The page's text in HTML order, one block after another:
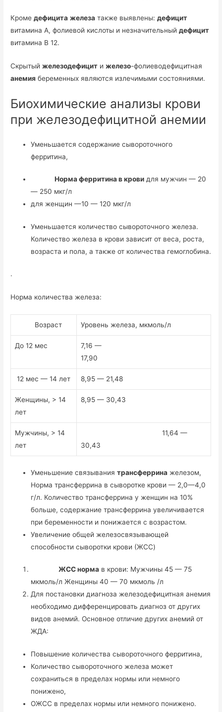
Кромедефицита железа также выявлены:дефицит
витамина А, фолиевой кислоты и незначительныйдефицит
витамина В 12.
Скрытыйжелезодефицит ижелезо-фолиеводефицитная
анемия беременных являются излечимыми состояниями.
Биохимические анализы крови
при железодефицитной анемии
Уменьшается содержание сывороточного
ферритина,
Норма ферритина в крови для мужчин — 20
— 250 мкг/л
для женщин —10 — 120 мкг/л
Уменьшается количество сывороточного железа.
Количество железа в крови зависит от веса, роста,
возраста и пола, а также от количества гемоглобина.
.
Норма количества железа:
Возраст Уровень железа, мкмоль/л
До 12 мес
7,16 —
17,90
12 мес — 14 лет 8,95 — 21,48
Женщины, > 14
лет
8,95 — 30,43
Мужчины, > 14
лет
11,64 —
30,43
Уменьшение связываниятрансферрина железом,
Норма трансферрина в сыворотке крови — 2,0—4,0
г/л. Количество трансферрина у женщин на 10%
больше, содержание трансферрина увеличивается
при беременности и понижается с возрастом.
Увеличение общей железосвязывающей
способности сыворотки крови (ЖCC)
ЖСС норма в крови: Мужчины 45 — 75
мкмоль/л Женщины 40 — 70 мкмоль /л
Для постановки диагноза железодефицитная анемия
необходимо дифференцировать диагноз от других
видов анемий. Основное отличие других анемий от
ЖДА:
Повышение количества сывороточного ферритина,
Количество сывороточного железа может
сохраниться в пределах нормы или немного
понижено,
ОЖСС в пределах нормы или немного понижено.